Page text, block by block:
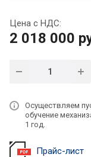
Цена с НДС:
2 018 000
Осуществляем
обучение
1 год.
Прайс-лист